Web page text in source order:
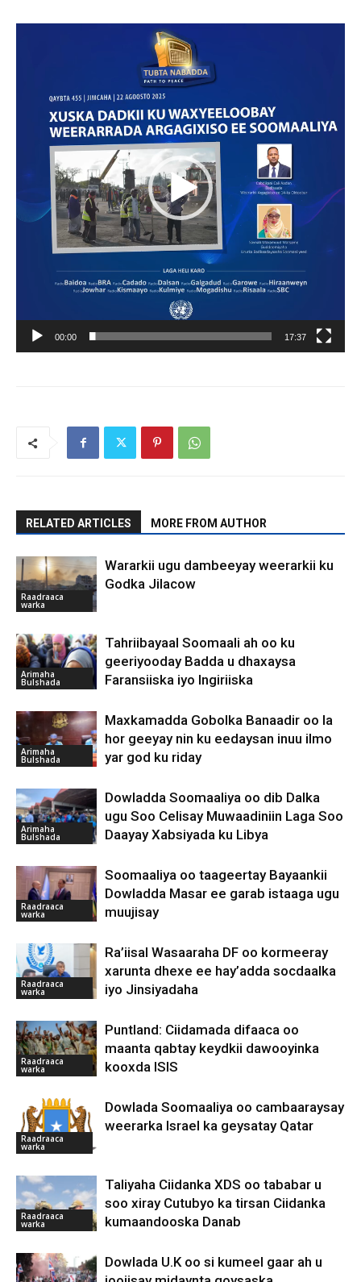
00:00 17:37
RELATED ARTICLES MORE FROM AUTHOR
Raadraaca
warka
Wararkii ugu dambeeyay weerarkii ku
Godka Jilacow
Arimaha
Bulshada
Tahriibayaal Soomaali ah oo ku
geeriyooday Badda u dhaxaysa
Faransiiska iyo Ingiriiska
Arimaha
Bulshada
Maxkamadda Gobolka Banaadir oo la
hor geeyay nin ku eedaysan inuu ilmo
yar god ku riday
Arimaha
Bulshada
Dowladda Soomaaliya oo dib Dalka
ugu Soo Celisay Muwaadiniin Laga Soo
Daayay Xabsiyada ku Libya
Raadraaca
warka
Soomaaliya oo taageertay Bayaankii
Dowladda Masar ee garab istaaga ugu
muujisay
Raadraaca
warka
Ra’iisal Wasaaraha DF oo kormeeray
xarunta dhexe ee hay’adda socdaalka
iyo Jinsiyadaha
Raadraaca
warka
Puntland: Ciidamada difaaca oo
maanta qabtay keydkii dawooyinka
kooxda ISIS
Raadraaca
warka
Dowlada Soomaaliya oo cambaaraysay
weerarka Israel ka geysatay Qatar
Raadraaca
warka
Taliyaha Ciidanka XDS oo tababar u
soo xiray Cutubyo ka tirsan Ciidanka
kumaandooska Danab
Dowlada U.K oo si kumeel gaar ah u